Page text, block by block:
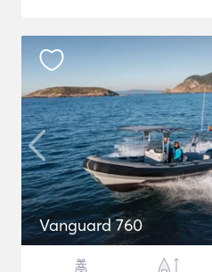
Vanguard 760